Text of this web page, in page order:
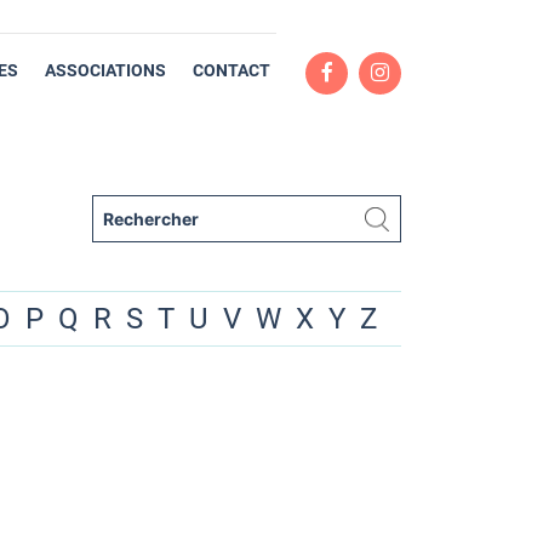
ASSOCIATIONS CONTACT
P Q R S T U V W X Y Z